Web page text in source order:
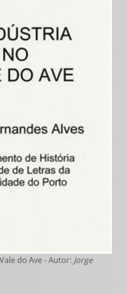
do Ave - Autor: Jorge